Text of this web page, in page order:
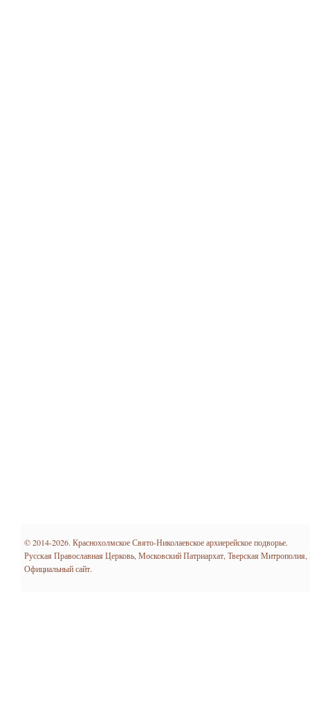
© 2014-2026. Краснохолмское Свято-Николаевское архиерейское подворье.
Русская Православная Церковь, Московский Патриархат, Тверская
Официальный сайт.